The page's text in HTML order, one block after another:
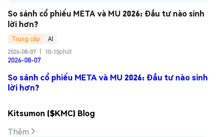
So sánh cổ phiếu META và MU 2026: Đầu tư nào sinh
lời hơn?
Trung cấp
AI
2026-08-07
10-15phút
2026-08-07
So sánh cổ phiếu META và MU 2026: Đầu tư nào sinh
lời hơn?
Kitsumon ($KMC) Blog
Thêm